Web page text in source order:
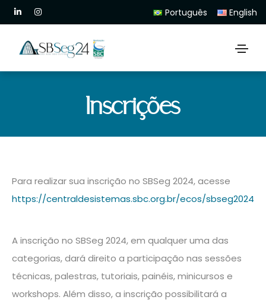
Português English
Inscrições
Para realizar sua inscrição no SBSeg 2024, acesse
https://centraldesistemas.sbc.org.br/ecos/sbseg2024
A inscrição no SBSeg 2024, em qualquer uma das
categorias, dará direito a participação nas sessões
técnicas, palestras, tutoriais, painéis, minicursos e
workshops. Além disso, a inscrição possibilitará a